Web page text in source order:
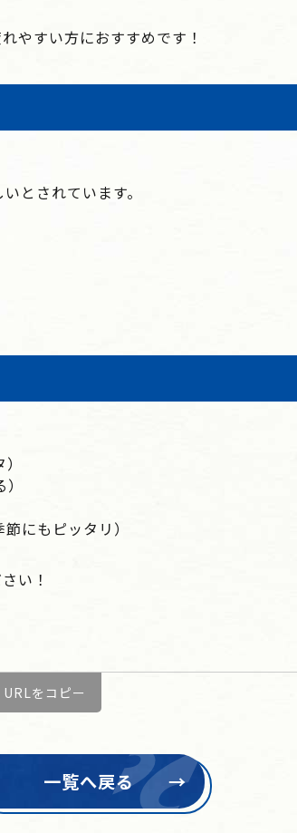
やすい方におすすめです！
とされています。
にもピッタリ）
い！
URLをコピー
一覧へ戻る